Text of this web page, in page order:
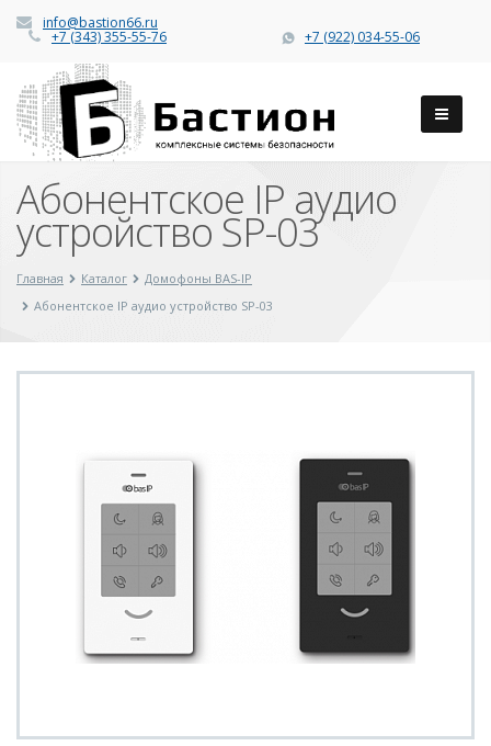
info@bastion66.ru
+7 (343) 355-55-76 +7 (922) 034-55-06
Абонентское IP аудио
устройство SP-03
Главная Каталог
Домофоны BAS-IP
Абонентское IP аудио устройство SP-03